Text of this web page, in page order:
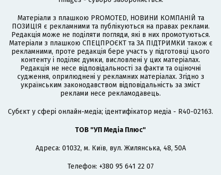
Матеріали з плашкою PROMOTED, НОВИНИ КОМПАНІЙ та
ПОЗИЦІЯ є рекламними та публікуються на правах реклами.
Редакція може не поділяти погляди, які в них промотуються.
Матеріали з плашкою СПЕЦПРОЄКТ та ЗА ПІДТРИМКИ також є
рекламними, проте редакція бере участь у підготовці цього
контенту і поділяє думки, висловлені у цих матеріалах.
Редакція не несе відповідальності за факти та оціночні
судження, оприлюднені у рекламних матеріалах. Згідно з
українським законодавством відповідальність за зміст
реклами несе рекламодавець.
Cубєкт у сфері онлайн-медіа; ідентифікатор медіа - R40-02163.
ТОВ "УП Медіа Плюс"
Адреса: 01032, м. Київ, вул. Жилянська, 48, 50А
Телефон: +380 95 641 22 07